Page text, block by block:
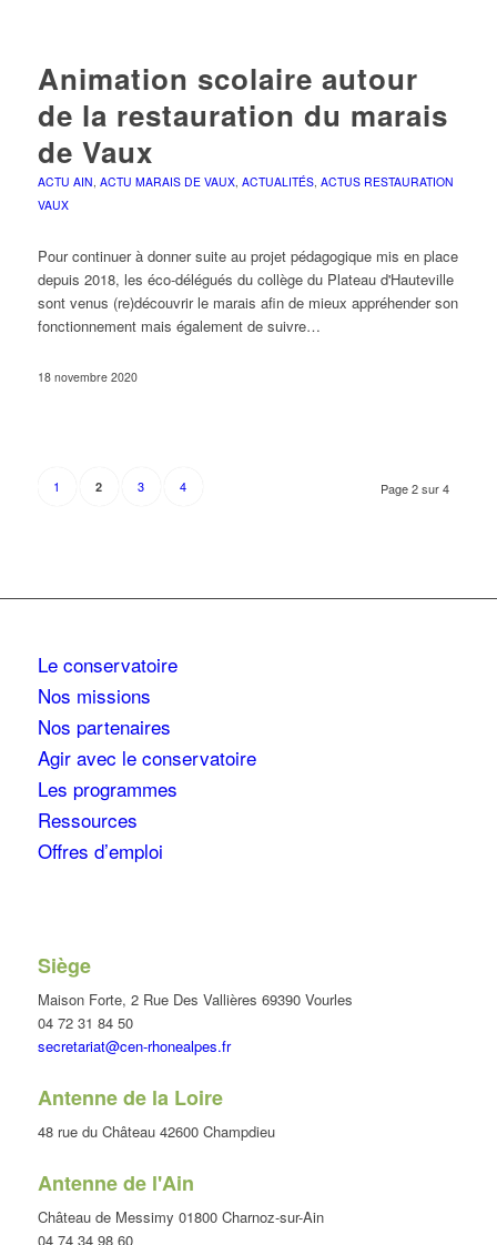
Animation scolaire autour
de la restauration du marais
de Vaux
ACTU AIN ACTU MARAIS DE VAUX, ACTUALITÉS, ACTUS RESTAURATION
VAUX
Pour continuer à donner suite au projet pédagogique mis en place
depuis 2018, les éco-délégués du collège du Plateau d'Hauteville
sont venus (re)découvrir le marais afin de mieux appréhender son
fonctionnement mais également de suivre…
18 novembre 2020
Page 2 sur 4
1 2 3 4
Le conservatoire
Nos missions
Nos partenaires
Agir avec le conservatoire
Les programmes
Ressources
Offres d’emploi
Siège
Maison Forte, 2 Rue Des Vallières 69390 Vourles
04 72 31 84 50
secretariat@cen-rhonealpes.fr
Antenne de la Loire
48 rue du Château 42600 Champdieu
Antenne de l'Ain
Château de Messimy 01800 Charnoz-sur-Ain
04 74 34 98 60